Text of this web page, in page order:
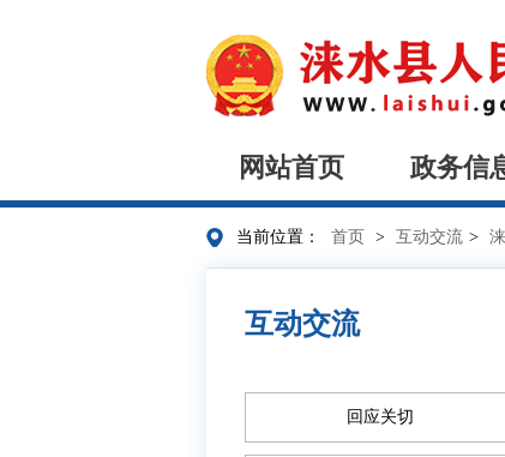
网站首页 政务信
当前位置： 首页 > 互动交流 >
互动交流
回应关切